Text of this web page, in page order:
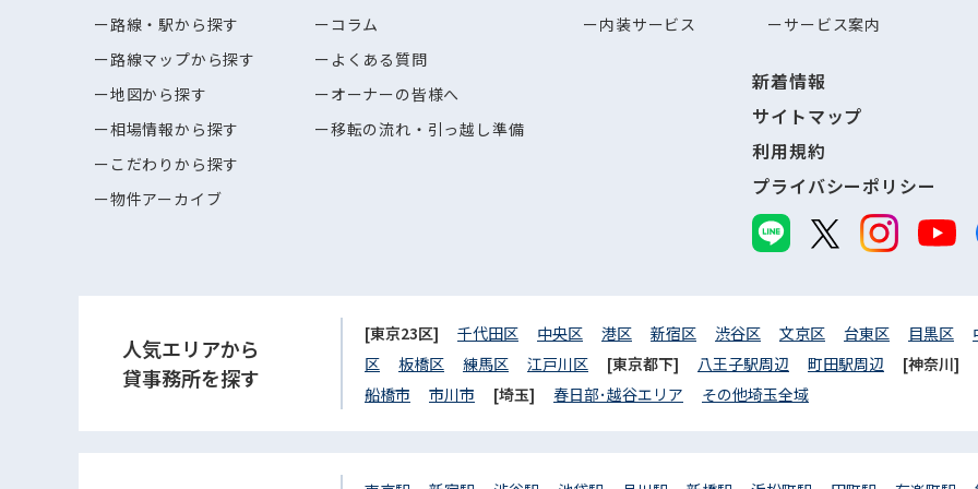
路線・駅から探す
路線マップから探す
地図から探す
相場情報から探す
こだわりから探す
物件アーカイブ
コラム
よくある質問
オーナーの皆様へ
移転の流れ・引っ越し準備
内装サービス サービス案内
新着情報
サイトマップ
利用規約
プライバシーポリシー
人気エリアから
貸事務所を探す
[東京23区] 千代田区 中央区 港区 新宿区 渋谷区 文京区 台東区 目黒区
区
板橋区 練馬区 江戸川区 [東京都下] 八王子駅周辺 町田駅周辺
[神奈川]
船橋市
市川市 [埼玉] 春日部･越谷エリア その他埼玉全域